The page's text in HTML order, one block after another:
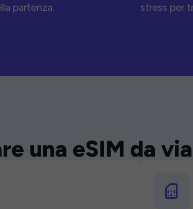
partenza.
stress per
una eSIM da